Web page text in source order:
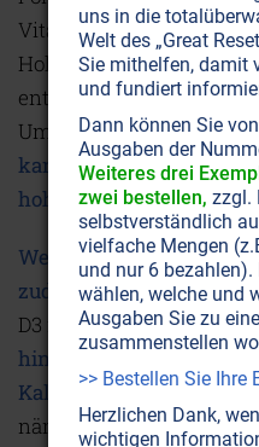
Vitamin D-
Hohe Vitamin D-
entsprechend viel
Umkehrschluss aber
kann dazu führen, dass
hoher Dosierung nicht
Wer sich näher mit
zudem am Vitamin K2
D3 fördert die
hingegen regelt, wie und
Kalzium eingelagert
nämlich zwei Proteine
uns in die
Welt des „Great
Sie mithelfen, damit
und fundiert
Dann können Sie
Ausgaben der
Weiteres drei
zwei bestellen, zzgl.
selbstverständlich
vielfache Mengen
und nur 6
wählen, welche und
Ausgaben Sie zu
zusammenstellen
>> Bestellen Sie Ihre
Herzlichen Dank,
wichtigen